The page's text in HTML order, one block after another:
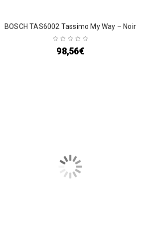
BOSCH TAS6002 Tassimo My Way – Noir
98,56€